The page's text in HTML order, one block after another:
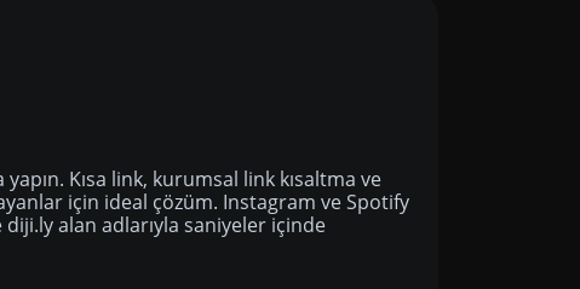
Kısa link, kurumsal link kısaltma ve
için ideal çözüm. Instagram ve Spotify
alan adlarıyla saniyeler içinde